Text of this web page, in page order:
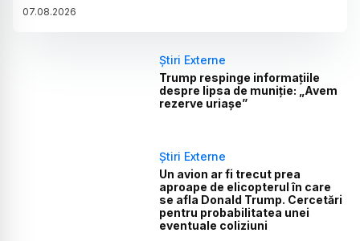
07.08.2026
Știri Externe
Trump respinge informațiile
despre lipsa de muniție: „Avem
rezerve uriașe”
Știri Externe
Un avion ar fi trecut prea
aproape de elicopterul în care
se afla Donald Trump. Cercetări
pentru probabilitatea unei
eventuale coliziuni